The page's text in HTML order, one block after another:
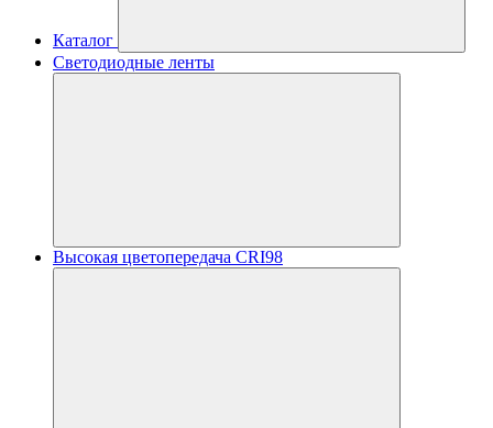
Каталог
Светодиодные ленты
Высокая цветопередача CRI98